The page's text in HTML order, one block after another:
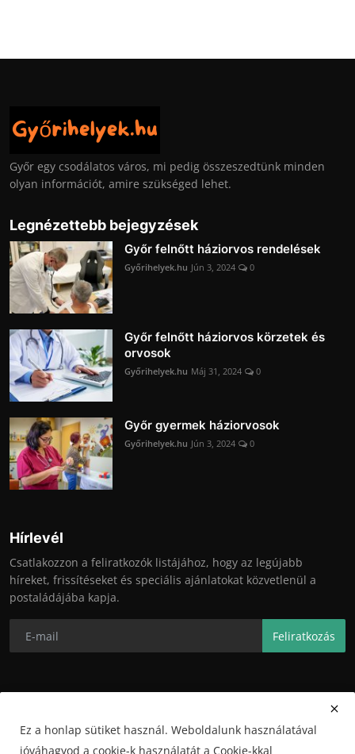
Győr egy csodálatos város, mi pedig összeszedtünk minden
olyan információt, amire szükséged lehet.
Legnézettebb bejegyzések
Győr felnőtt háziorvos rendelések
Győrihelyek.hu Jún 3, 2024 0
Győr felnőtt háziorvos körzetek és
orvosok
Győrihelyek.hu Máj 31, 2024 0
Győr gyermek háziorvosok
Győrihelyek.hu Jún 3, 2024 0
Hírlevél
Csatlakozzon a feliratkozók listájához, hogy az legújabb
híreket, frissítéseket és speciális ajánlatokat közvetlenül a
postaládájába kapja.
Feliratkozás
Ez a honlap sütiket használ. Weboldalunk használatával
jóváhagyod a cookie-k használatát a Cookie-kkal